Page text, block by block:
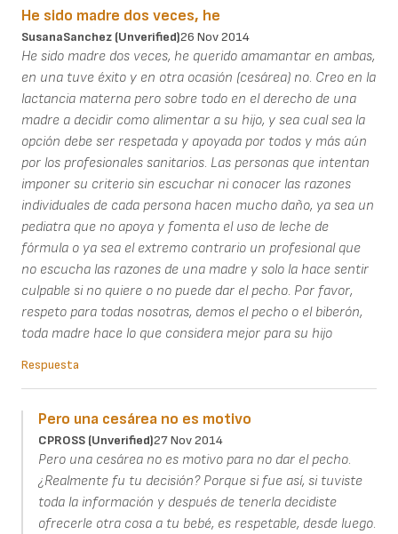
He sido madre dos veces, he
SusanaSanchez (unverified)26 Nov 2014
He sido madre dos veces, he querido amamantar en ambas,
en una tuve éxito y en otra ocasión (cesárea) no. Creo en la
lactancia materna pero sobre todo en el derecho de una
madre a decidir como alimentar a su hijo, y sea cual sea la
opción debe ser respetada y apoyada por todos y más aún
por los profesionales sanitarios. Las personas que intentan
imponer su criterio sin escuchar ni conocer las razones
individuales de cada persona hacen mucho daño, ya sea un
pediatra que no apoya y fomenta el uso de leche de
fórmula o ya sea el extremo contrario un profesional que
no escucha las razones de una madre y solo la hace sentir
culpable si no quiere o no puede dar el pecho. Por favor,
respeto para todas nosotras, demos el pecho o el biberón,
toda madre hace lo que considera mejor para su hijo
Respuesta
Pero una cesárea no es motivo
CPROSS (unverified)27 Nov 2014
Pero una cesárea no es motivo para no dar el pecho.
¿Realmente fu tu decisión? Porque si fue así, si tuviste
toda la información y después de tenerla decidiste
ofrecerle otra cosa a tu bebé, es respetable, desde luego.